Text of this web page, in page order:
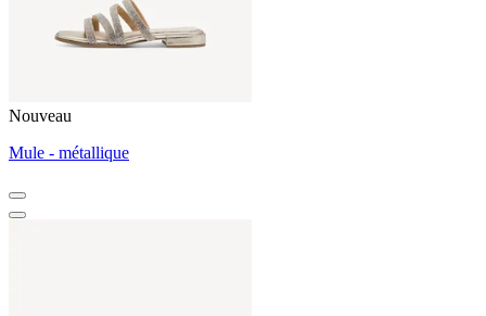
Nouveau
Mule - métallique